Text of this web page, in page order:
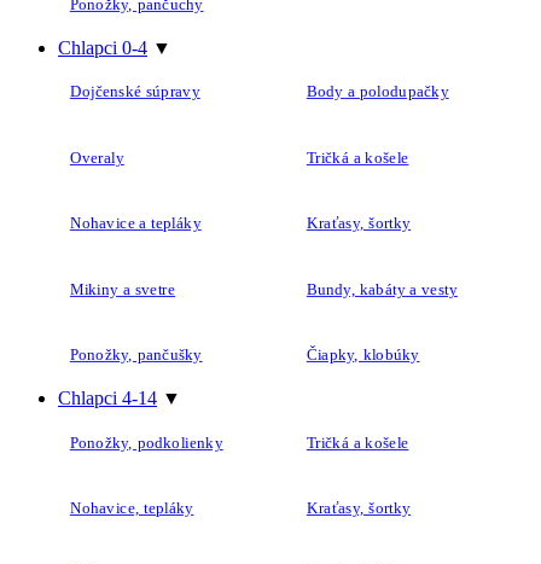
Ponožky, pančuchy
Chlapci 0-4 ▼
Dojčenské súpravy Body a polodupačky
Overaly Tričká a košele
Nohavice a tepláky Kraťasy, šortky
Mikiny a svetre Bundy, kabáty a vesty
Ponožky, pančušky Čiapky, klobúky
Chlapci 4-14 ▼
Ponožky, podkolienky Tričká a košele
Nohavice, tepláky Kraťasy, šortky